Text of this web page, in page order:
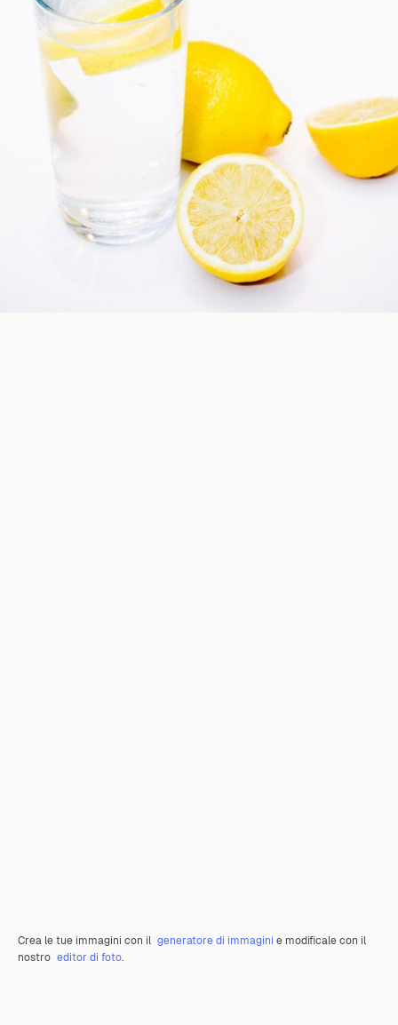
Crea le tue immagini con il generatore di immagini e modificale con il
nostro editor di foto.